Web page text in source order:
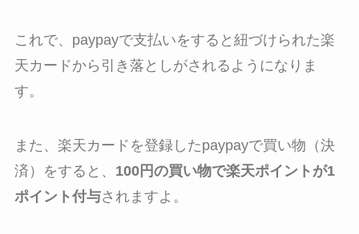
これで、paypayで支払いをすると紐づけられた楽
天カードから引き落としがされるようになりま
す。
また、楽天カードを登録したpaypayで買い物（決
済）をすると、 100円の買い物で楽天ポイントが1
ポイント付与されますよ。